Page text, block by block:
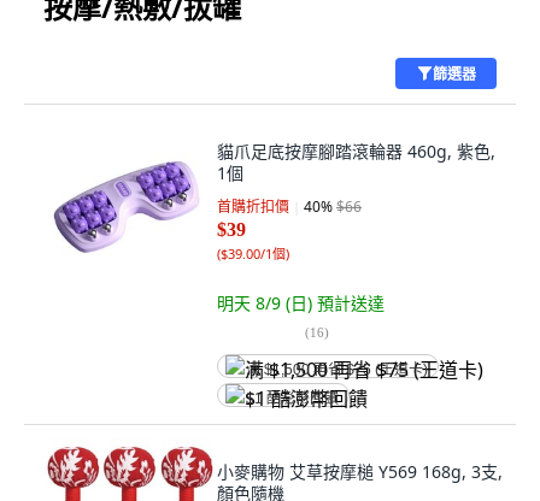
篩選器
貓爪足底按摩腳踏滾輪器 460g, 紫色,
1個
首購折扣價 40%$66
$39
($39.00/1個)
明天 8/9 (日) 預計送達
(16)
满 $1,500 再省 $75 (王道卡)
$1 酷澎幣回饋
小麥購物 艾草按摩槌 Y569 168g, 3支,
顏色隨機